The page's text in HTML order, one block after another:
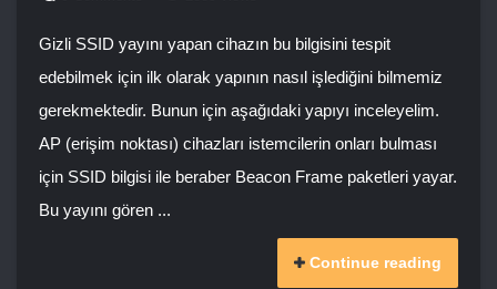
Gizli SSID yayını yapan cihazın bu bilgisini tespit
edebilmek için ilk olarak yapının nasıl işlediğini bilmemiz
gerekmektedir. Bunun için aşağıdaki yapıyı inceleyelim.
AP (erişim noktası) cihazları istemcilerin onları bulması
için SSID bilgisi ile beraber Beacon Frame paketleri yayar.
Bu yayını gören ...
Continue reading